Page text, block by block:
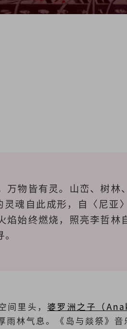
万物皆有灵。山峦、树林
魂自此成形，自〈尼亚
焰始终燃烧，照亮李哲林
里头， 婆罗洲之子（
雨林气息。《岛与燚祭》